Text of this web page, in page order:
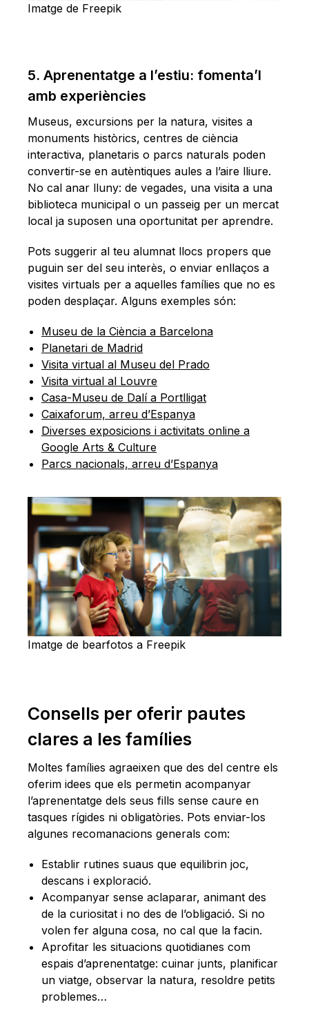
Imatge de Freepik
5. Aprenentatge a l’estiu: fomenta’l
amb experiències
Museus, excursions per la natura, visites a
monuments històrics, centres de ciència
interactiva, planetaris o parcs naturals poden
convertir-se en autèntiques aules a l’aire lliure.
No cal anar lluny: de vegades, una visita a una
biblioteca municipal o un passeig per un mercat
local ja suposen una oportunitat per aprendre.
Pots suggerir al teu alumnat llocs propers que
puguin ser del seu interès, o enviar enllaços a
visites virtuals per a aquelles famílies que no es
poden desplaçar. Alguns exemples són:
Museu de la Ciència a Barcelona
Planetari de Madrid
Visita virtual al Museu del Prado
Visita virtual al Louvre
Casa-Museu de Dalí a Portlligat
Caixaforum, arreu d’Espanya
Diverses exposicions i activitats online a
Google Arts & Culture
Parcs nacionals, arreu d’Espanya
Imatge de bearfotos a Freepik
Consells per oferir pautes
clares a les famílies
Moltes famílies agraeixen que des del centre els
oferim idees que els permetin acompanyar
l’aprenentatge dels seus fills sense caure en
tasques rígides ni obligatòries. Pots enviar-los
algunes recomanacions generals com:
Establir rutines suaus que equilibrin joc,
descans i exploració.
Acompanyar sense aclaparar, animant des
de la curiositat i no des de l’obligació. Si no
volen fer alguna cosa, no cal que la facin.
Aprofitar les situacions quotidianes com
espais d’aprenentatge: cuinar junts, planificar
un viatge, observar la natura, resoldre petits
problemes…